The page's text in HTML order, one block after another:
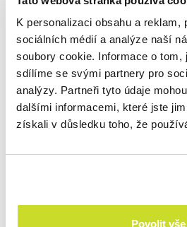
K personalizaci obsahu a reklam,
sociálních médií a analýze naší
soubory cookie. Informace o tom,
sdílíme se svými partnery pro
analýzy. Partneři tyto údaje
dalšími informacemi, které jste
získali v důsledku toho, že
Povolit vše
Seznamte se s
Potřeby našich
vždy na